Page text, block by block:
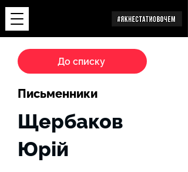
До списку
Письменники
Щербаков
Юрій